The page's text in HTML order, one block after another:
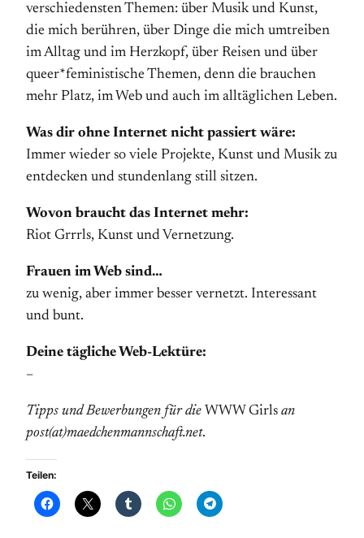
verschiedensten Themen: über Musik und Kunst,
die mich berühren, über Dinge die mich umtreiben
im Alltag und im Herzkopf, über Reisen und über
queer*feministische Themen, denn die brauchen
mehr Platz, im Web und auch im alltäglichen Leben.
Was dir ohne Internet nicht passiert wäre:
Immer wieder so viele Projekte, Kunst und Musik zu
entdecken und stundenlang still sitzen.
Wovon braucht das Internet mehr:
Riot Grrrls, Kunst und Vernetzung.
Frauen im Web sind…
zu wenig, aber immer besser vernetzt. Interessant
und bunt.
Deine tägliche Web-Lektüre:
–
Tipps und Bewerbungen für die WWW Girls an
post(at)maedchenmannschaft.net.
Teilen: